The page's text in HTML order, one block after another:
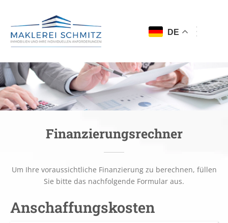
DE
Finanzierungsrechner
Um Ihre voraussichtliche Finanzierung zu berechnen, füllen
Sie bitte das nachfolgende Formular aus.
Anschaffungskosten